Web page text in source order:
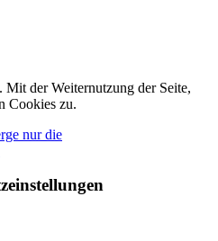
der Weiternutzung der Seite,
Cookies zu.
nur die